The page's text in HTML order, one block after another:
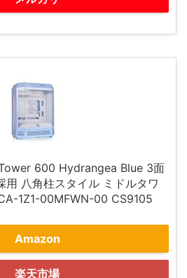
600 Hydrangea Blue 3面
用 八角柱スタイル ミドルタワ
1Z1-00MFWN-00 CS9105
Amazon
楽天市場